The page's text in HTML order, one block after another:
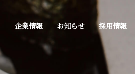
企業情報 お知らせ 採用情報